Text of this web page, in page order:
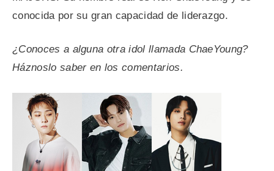
conocida por su gran capacidad de liderazgo.
¿Conoces a alguna otra idol llamada ChaeYoung?
Háznoslo saber en los comentarios.